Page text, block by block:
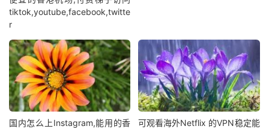
tiktok,youtube,facebook,twitte
r
国内怎么上Instagram,能用的香
可观看海外Netflix 的VPN稳定能